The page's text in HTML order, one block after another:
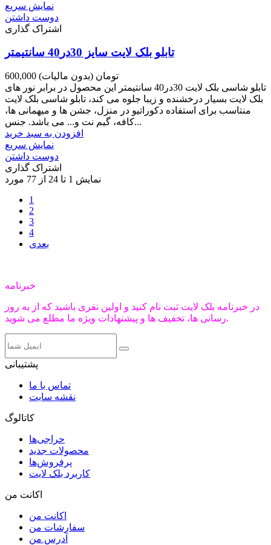
نمایش سریع
دوست داشتن
اشتراک گذاری
تابلو بلک لایت سایز 30در40 سانتیمتر
600,000 تومان (بدون مالیات)
تابلو شاسی بلک لایت 30در40 سانتیمتر این محصول در برابر نور های
بلک لایت بسیار درخشنده و زیبا جلوه می کند، تابلو شاسی بلک لایت
منتاسب برای استفاده دکوراتیو در منزل، جشن ها و میهمانی ها،
کافه، گیم نت و... می باشد. جنس...
افزودن به سبد خرید
نمایش سریع
دوست داشتن
اشتراک گذاری
نمایش 1 تا 24 از 77 مورد
1
2
3
4
بعدی
خبرنامه
در خبرنامه بلک لایت ثبت نام کنید و اولین نفری باشید که از به روز
رسانی ها، تخفیف ها و پیشنهادات ویژه ما مطلع می شوید.
پشتیبانی
تماس با ما
نقشه سایت
کاتالوگ
حراجی‌ها
محصولات جدید
پرفروش‌ها
کاربرد بلک لایت
اکانت من
اکانت من
سفارشات من
آدرس من